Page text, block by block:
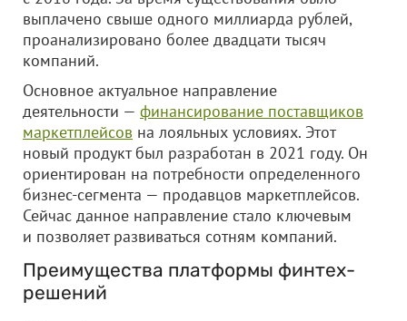
выплачено свыше одного миллиарда рублей,
проанализировано более двадцати тысяч
компаний.
Основное актуальное направление
деятельности — финансирование поставщиков
маркетплейсов на лояльных условиях. Этот
новый продукт был разработан в 2021 году. Он
ориентирован на потребности определенного
бизнес-сегмента — продавцов маркетплейсов.
Сейчас данное направление стало ключевым
и позволяет развиваться сотням компаний.
Преимущества платформы финтех-
решений